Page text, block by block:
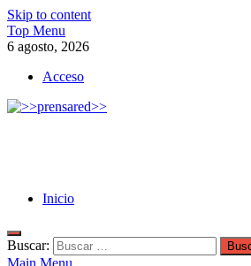
Skip to content
Top Menu
6 agosto, 2026
Acceso
Inicio
Buscar:
Main Menu